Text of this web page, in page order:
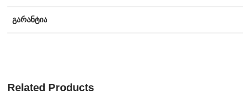
ᲒᲐᲠᲐᲜᲢᲘᲐ
Related Products